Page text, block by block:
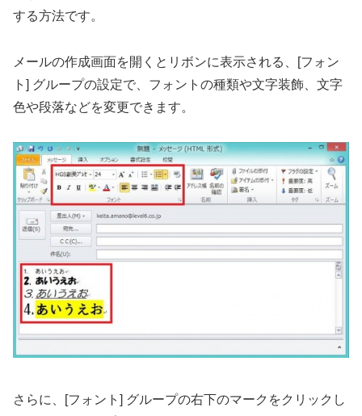
する方法です。
メールの作成画面を開くとリボンに表示される、[フォン
ト] グループの設定で、フォントの種類や文字装飾、文字
色や段落などを変更できます。
さらに、[フォント] グループの右下のマークをクリックし